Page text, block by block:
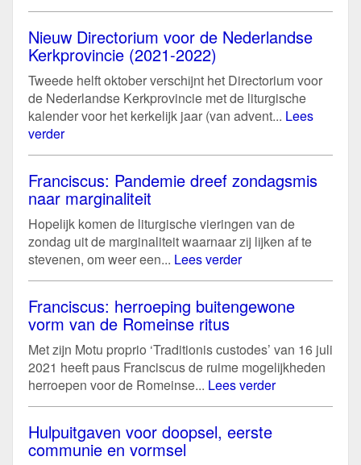
Nieuw Directorium voor de Nederlandse
Kerkprovincie (2021-2022)
Tweede helft oktober verschijnt het Directorium voor
de Nederlandse Kerkprovincie met de liturgische
kalender voor het kerkelijk jaar (van advent... Lees
verder
Franciscus: Pandemie dreef zondagsmis
naar marginaliteit
Hopelijk komen de liturgische vieringen van de
zondag uit de marginaliteit waarnaar zij lijken af te
stevenen, om weer een... Lees verder
Franciscus: herroeping buitengewone
vorm van de Romeinse ritus
Met zijn Motu proprio ‘Traditionis custodes’ van 16 juli
2021 heeft paus Franciscus de ruime mogelijkheden
herroepen voor de Romeinse... Lees verder
Hulpuitgaven voor doopsel, eerste
communie en vormsel